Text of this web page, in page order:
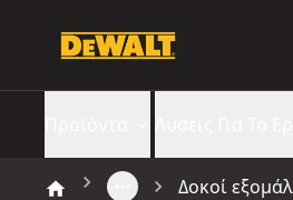
Δοκοί